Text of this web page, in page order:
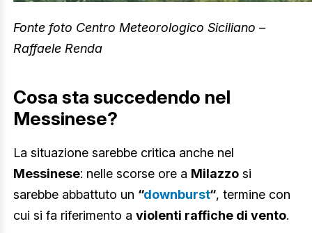
Fonte foto Centro Meteorologico Siciliano –
Raffaele Renda
Cosa sta succedendo nel
Messinese?
La situazione sarebbe critica anche nel
Messinese: nelle scorse ore a Milazzo si
sarebbe abbattuto un “downburst“, termine con
cui si fa riferimento a violenti raffiche di vento.